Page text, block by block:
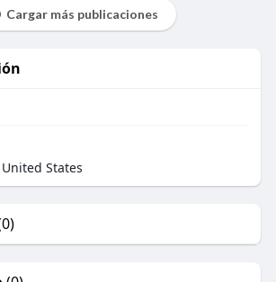
Cargar más publicaciones
States